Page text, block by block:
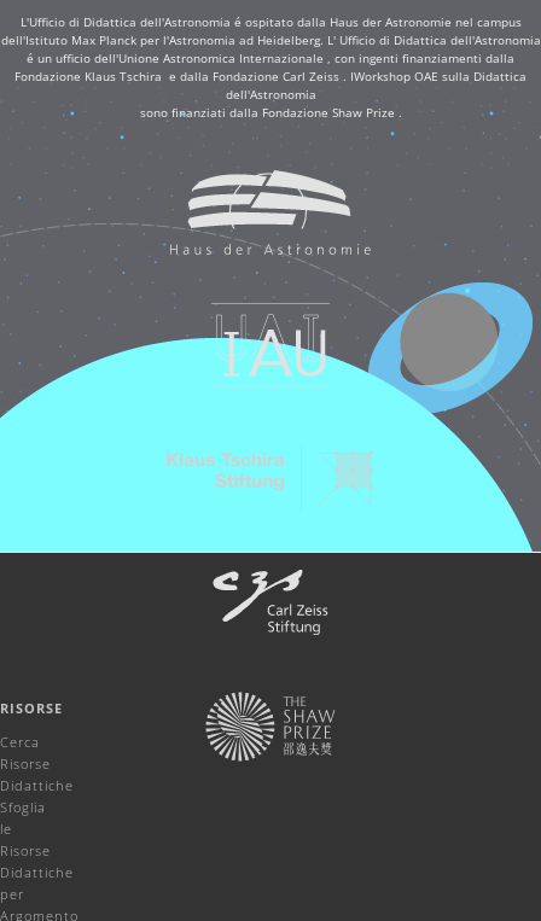
L'Ufficio di Didattica dell'Astronomia é ospitato dalla Haus der Astronomie nel campus
dell'Istituto Max Planck per l'Astronomia ad Heidelberg. L' Ufficio di Didattica dell'Astronomia
é un ufficio dell'Unione Astronomica Internazionale , con ingenti finanziamenti dalla
Fondazione Klaus Tschira e dalla Fondazione Carl Zeiss . IWorkshop OAE sulla Didattica
dell'Astronomia
sono finanziati dalla Fondazione Shaw Prize .
RISORSE
Cerca
Risorse
Didattiche
Sfoglia
le
Risorse
Didattiche
per
Argomento